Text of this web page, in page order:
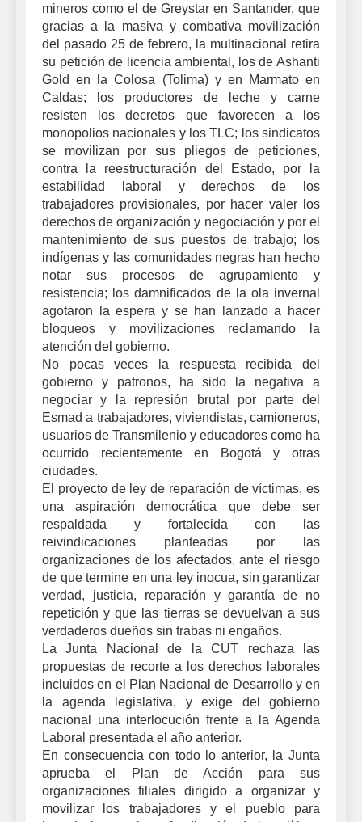
mineros como el de Greystar en Santander, que
gracias a la masiva y combativa movilización
del pasado 25 de febrero, la multinacional retira
su petición de licencia ambiental, los de Ashanti
Gold en la Colosa (Tolima) y en Marmato en
Caldas; los productores de leche y carne
resisten los decretos que favorecen a los
monopolios nacionales y los TLC; los sindicatos
se movilizan por sus pliegos de peticiones,
contra la reestructuración del Estado, por la
estabilidad laboral y derechos de los
trabajadores provisionales, por hacer valer los
derechos de organización y negociación y por el
mantenimiento de sus puestos de trabajo; los
indígenas y las comunidades negras han hecho
notar sus procesos de agrupamiento y
resistencia; los damnificados de la ola invernal
agotaron la espera y se han lanzado a hacer
bloqueos y movilizaciones reclamando la
atención del gobierno.
No pocas veces la respuesta recibida del
gobierno y patronos, ha sido la negativa a
negociar y la represión brutal por parte del
Esmad a trabajadores, viviendistas, camioneros,
usuarios de Transmilenio y educadores como ha
ocurrido recientemente en Bogotá y otras
ciudades.
El proyecto de ley de reparación de víctimas, es
una aspiración democrática que debe ser
respaldada y fortalecida con las
reivindicaciones planteadas por las
organizaciones de los afectados, ante el riesgo
de que termine en una ley inocua, sin garantizar
verdad, justicia, reparación y garantía de no
repetición y que las tierras se devuelvan a sus
verdaderos dueños sin trabas ni engaños.
La Junta Nacional de la CUT rechaza las
propuestas de recorte a los derechos laborales
incluidos en el Plan Nacional de Desarrollo y en
la agenda legislativa, y exige del gobierno
nacional una interlocución frente a la Agenda
Laboral presentada el año anterior.
En consecuencia con todo lo anterior, la Junta
aprueba el Plan de Acción para sus
organizaciones filiales dirigido a organizar y
movilizar los trabajadores y el pueblo para